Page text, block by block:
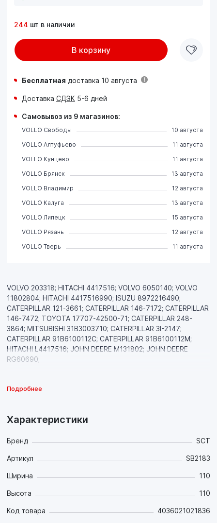
VOLVO 203318; HITACHI 4417516; VOLVO 6050140; VOLVO
11802804; HITACHI 4417516990; ISUZU 8972216490;
CATERPILLAR 121-3661; CATERPILLAR 146-7172; CATERPILLAR
146-7472; TOYOTA 17707-42500-71; CATERPILLAR 248-
3864; MITSUBISHI 31B3003710; CATERPILLAR 3I-2147;
CATERPILLAR 91B6100112C; CATERPILLAR 91B6100112M;
HITACHI L4417516; JOHN DEERE M131802; JOHN DEERE
RG60690;
Подробнее
Характеристики
Бренд SCT
Артикул SB2183
Ширина 110
Высота 110
Код товара 4036021021836
244 шт в наличии
В корзину
Бесплатная доставка 10 августа
Доставка СДЭК 5-6 дней
Самовывоз из 9 магазинов:
VOLLO Свободы
10 августа
VOLLO Алтуфьево
11 августа
VOLLO Кунцево
11 августа
VOLLO Брянск
13 августа
VOLLO Владимир
12 августа
VOLLO Калуга
13 августа
VOLLO Липецк
15 августа
VOLLO Рязань
12 августа
VOLLO Тверь
11 августа